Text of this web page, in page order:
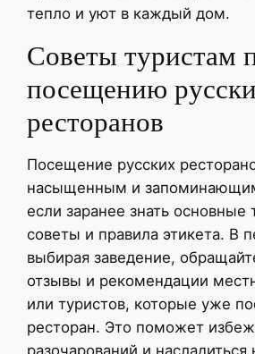
тепло и уют в каждый дом.
Советы туристам
посещению
ресторанов
Посещение русских
насыщенным и
если заранее знать основные
советы и правила этикета. В
выбирая заведение,
отзывы и рекомендации
или туристов, которые уже
ресторан. Это поможет
разочарований и